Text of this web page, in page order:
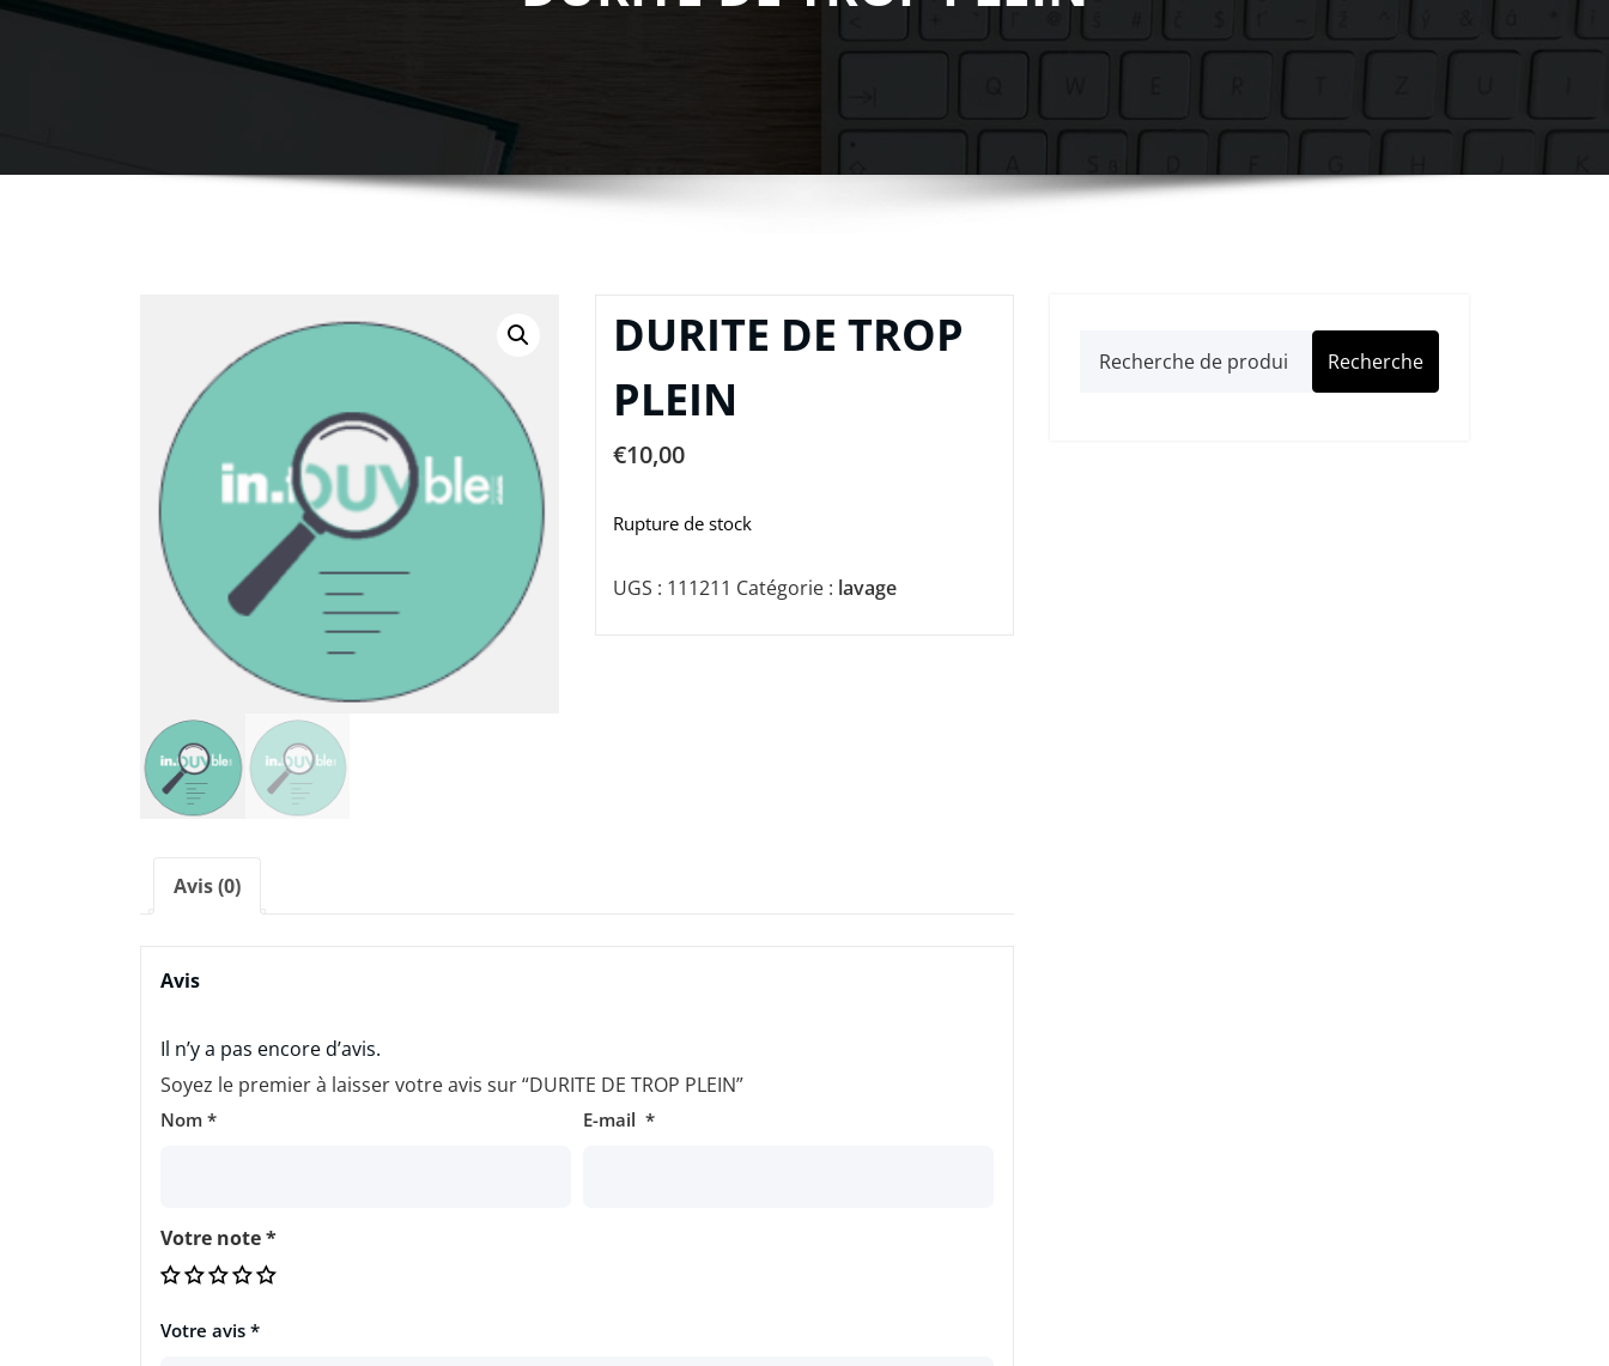
DURITE DE TROP
PLEIN
€10,00
Rupture de stock
UGS : 111211 Catégorie : lavage
Avis (0)
Avis
Il n’y a pas encore d’avis.
Soyez le premier à laisser votre avis sur “DURITE DE TROP PLEIN”
Nom * E-mail *
Votre note*
Votre avis *
Recherche
Recherche